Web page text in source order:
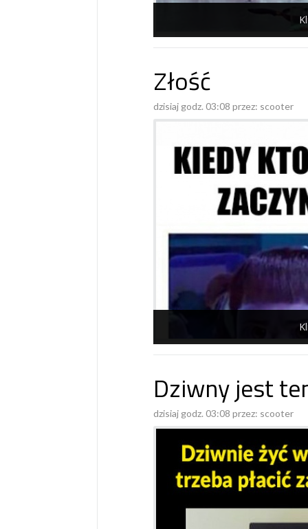
Złość
dzisiaj godz. 03:08 przez: scooter
Dziwny jest
dzisiaj godz. 03:08 przez: scooter